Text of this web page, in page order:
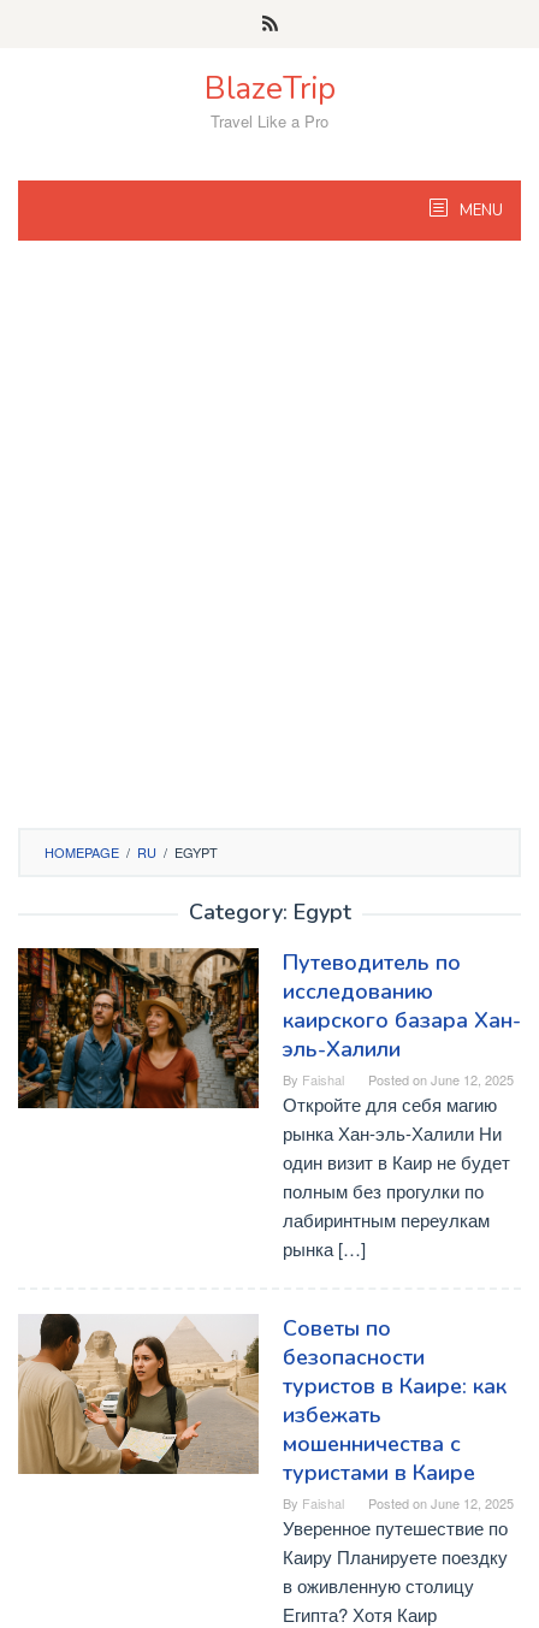
BlazeTrip
Travel Like a Pro
MENU
HOMEPAGE / RU / EGYPT
Category: Egypt
Путеводитель по
исследованию
каирского базара Хан-
эль-Халили
By Faishal Posted onJune 12, 2025
Откройте для себя магию
рынка Хан-эль-Халили Ни
один визит в Каир не будет
полным без прогулки по
лабиринтным переулкам
рынка […]
Советы по
безопасности
туристов в Каире: как
избежать
мошенничества с
туристами в Каире
By Faishal Posted onJune 12, 2025
Уверенное путешествие по
Каиру Планируете поездку
в оживленную столицу
Египта? Хотя Каир